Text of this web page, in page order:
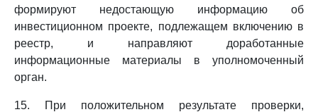
формируют недостающую информацию об
инвестиционном проекте, подлежащем включению в
реестр, и направляют доработанные
информационные материалы в уполномоченный
орган.
15. При положительном результате проверки,